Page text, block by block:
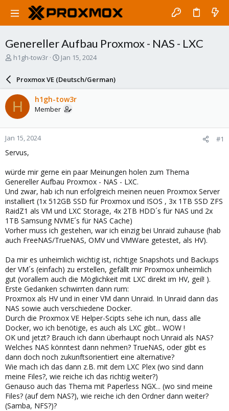
Genereller Aufbau Proxmox - NAS - LXC
T
a
d
s
t
a
r
t
e
r
h1gh-tow3r
S
a
r
d
e
Jan 15, 2024
Proxmox VE (Deutsch/German)
H h1gh-tow3r
Member
Jan 15, 2024 #1
Servus,
würde mir gerne ein paar Meinungen holen zum Thema
Genereller Aufbau Proxmox - NAS - LXC.
Und zwar, hab ich nun erfolgreich meinen neuen Proxmox Server
installiert (1x 512GB SSD für Proxmox und ISOS , 3x 1TB SSD ZFS
RaidZ1 als VM und LXC Storage, 4x 2TB HDD´s für NAS und 2x
1TB Samsung NVME´s für NAS Cache)
Vorher muss ich gestehen, war ich einzig bei Unraid zuhause (hab
auch FreeNAS/TrueNAS, OMV und VMWare getestet, als HV).
Da mir es unheimlich wichtig ist, richtige Snapshots und Backups
der VM´s (einfach) zu erstellen, gefällt mir Proxmox unheimlich
gut (vorallem auch die Möglichkeit mit LXC direkt im HV, geil! ).
Erste Gedanken schwirrten dann rum:
Proxmox als HV und in einer VM dann Unraid. In Unraid dann das
NAS sowie auch verschiedene Docker.
Durch die Proxmox VE Helper-Scipts sehe ich nun, dass alle
Docker, wo ich benötige, es auch als LXC gibt... WOW !
OK und jetzt? Brauch ich dann überhaupt noch Unraid als NAS?
Welches NAS könntest dann nehmen? TrueNAS, oder gibt es
dann doch noch zukunftsorientiert eine alternative?
Wie mach ich das dann z.B. mit dem LXC Plex (wo sind dann
meine Files?, wie reiche ich das richtig weiter?)
Genauso auch das Thema mit Paperless NGX... (wo sind meine
Files? (auf dem NAS?), wie reiche ich den Ordner dann weiter?
(Samba, NFS?)?